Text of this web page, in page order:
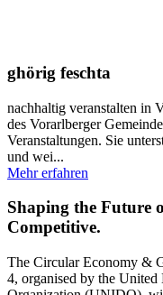
ghörig feschta
nachhaltig veranstalten in
des Vorarlberger
Veranstaltungen. Sie
und wei...
Mehr erfahren
Shaping the Future
Competitive.
The Circular Economy &
4, organised by the